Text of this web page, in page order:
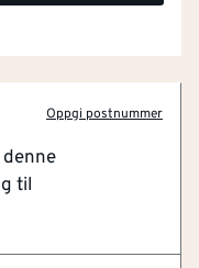
Oppgi postnummer
til